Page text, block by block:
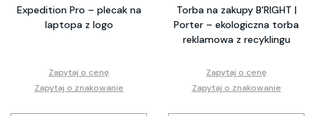
Expedition Pro – plecak na
laptopa z logo
Zapytaj o cenę
Zapytaj o znakowanie
Torba na zakupy B'RIGHT |
Porter – ekologiczna torba
reklamowa z recyklingu
Zapytaj o cenę
Zapytaj o znakowanie